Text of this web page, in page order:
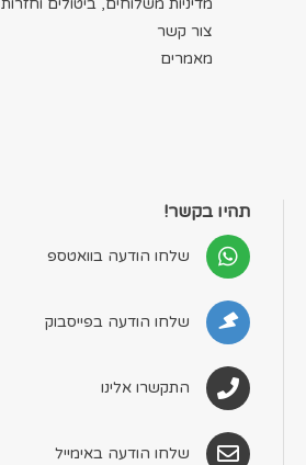
מדיניות משלוחים, ביטולים וחזרות
צור קשר
מאמרים
תהיו בקשר!
שלחו הודעה בוואטספ
שלחו הודעה בפייסבוק
התקשרו אלינו
שלחו הודעה באימייל